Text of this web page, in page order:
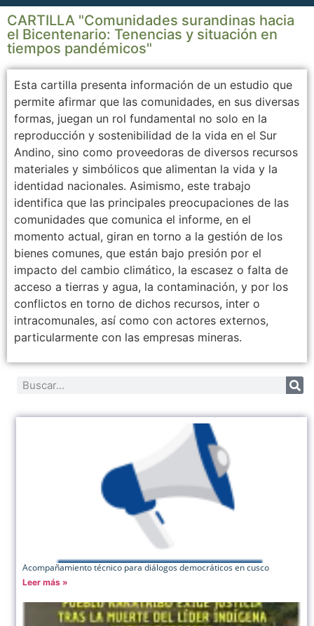
CARTILLA "Comunidades surandinas hacia
el Bicentenario: Tenencias y situación en
tiempos pandémicos"
Esta cartilla presenta información de un estudio que
permite afirmar que las comunidades, en sus diversas
formas, juegan un rol fundamental no solo en la
reproducción y sostenibilidad de la vida en el Sur
Andino, sino como proveedoras de diversos recursos
materiales y simbólicos que alimentan la vida y la
identidad nacionales. Asimismo, este trabajo
identifica que las principales preocupaciones de las
comunidades que comunica el informe, en el
momento actual, giran en torno a la gestión de los
bienes comunes, que están bajo presión por el
impacto del cambio climático, la escasez o falta de
acceso a tierras y agua, la contaminación, y por los
conflictos en torno de dichos recursos, inter o
intracomunales, así como con actores externos,
particularmente con las empresas mineras.
Acompañamiento técnico para diálogos democráticos en cusco
Leer más »